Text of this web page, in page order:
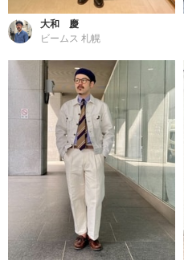
大和 慶
ビームス 札幌